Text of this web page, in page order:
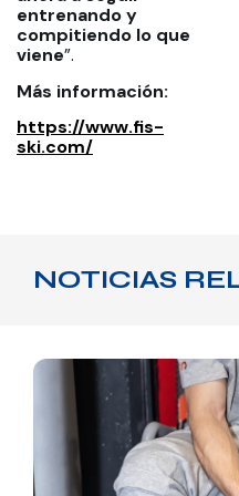
entrenando y
compitiendo lo que
viene”.
Más información:
https://www.fis-
ski.com/
NOTICIAS